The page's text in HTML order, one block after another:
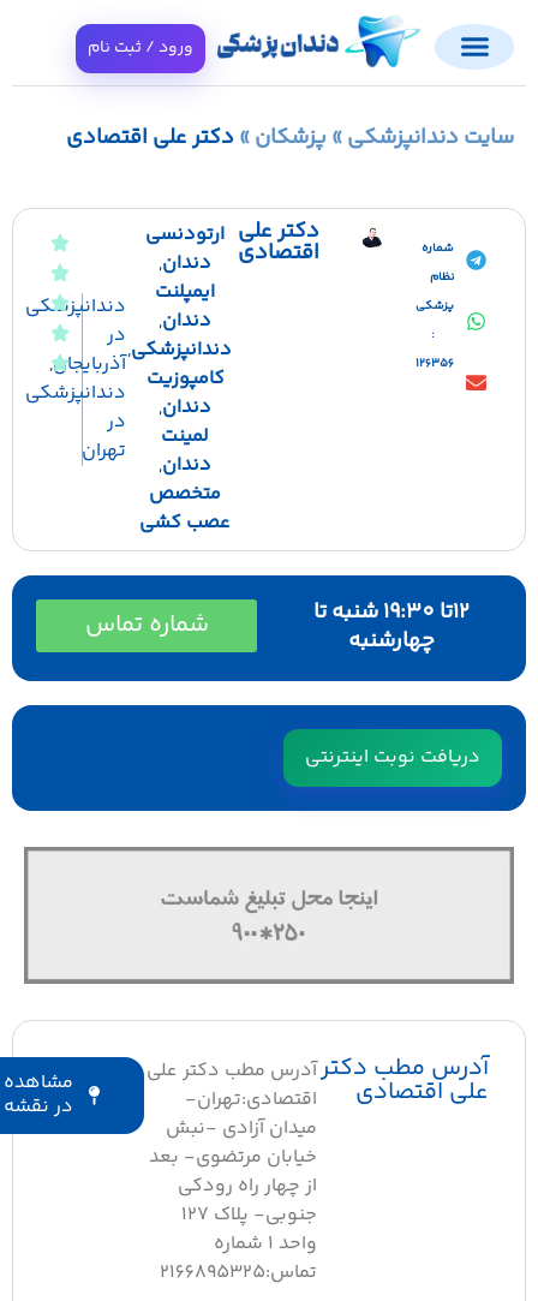
ورود / ثبت نام
دندانپزشکی»پزشکان»دکتر علی اقتصادی
شماره
پزشکی
126356
دکتر علی
اقتصادی
ارتودنسی
دندان,
ایمپلنت
دندان,
دندانپزشکی,
کامپوزیت
دندان,
لمینت
دندان,
متخصص
عصب کشی
دندانپزشکی
در
آذربایجان,
دندانپزشکی
تهران
12تا 19:30 شنبه تا
چهارشنبه
شماره تماس
دریافت نوبت اینترنتی
آدرس مطب دکتر
علی اقتصادی
آدرس مطب دکتر علی
اقتصادی:تهران-
میدان آزادی -نبش
خیابان مرتضوی- بعد
از چهار راه رودکی
جنوبی- پلاک ۱۲۷
واحد ۱ شماره
تماس:2166895325
مشاهده
در نقشه